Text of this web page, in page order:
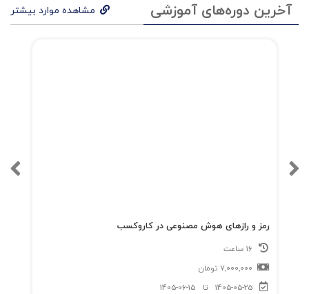
آخرین دوره‌های آموزشی مشاهده موارد بیشتر
رمز و رازهای هوش مصنوعی در کاروکسب
7,000,000 تومان
1405-05-25
تا 1405-06-15